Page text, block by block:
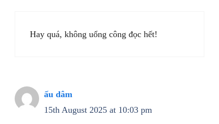
Hay quá, không uổng công đọc hết!
ấu dâm
15th August 2025 at 10:03 pm